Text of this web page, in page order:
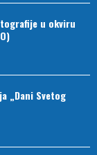
u okviru
„Dani Svetog